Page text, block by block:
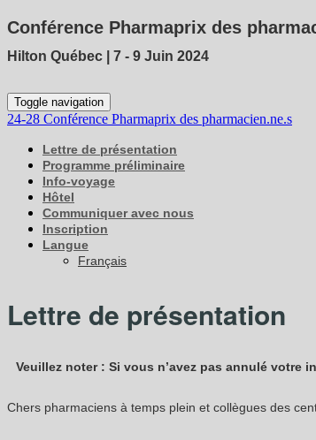
Conférence Pharmaprix des
Hilton Québec | 7 - 9 Juin 2024
Toggle navigation
24-28 Conférence Pharmaprix des pharmacien.ne.s
Lettre de présentation
Programme préliminaire
Info-voyage
Hôtel
Communiquer avec nous
Inscription
Langue
Français
Lettre de présentation
Veuillez noter : Si vous n’avez pas annulé votre
Chers pharmaciens à temps plein et collègues des